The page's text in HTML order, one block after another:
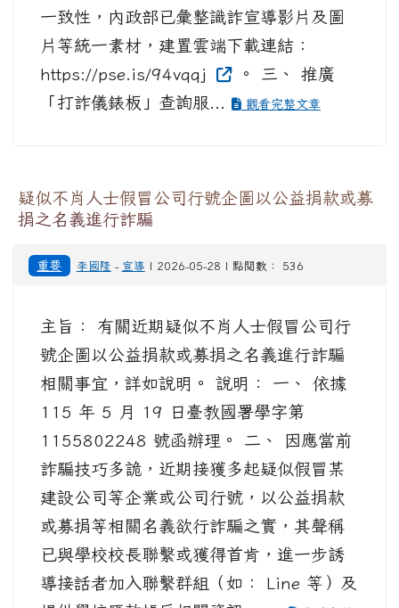
一致性，內政部已彙整識詐宣導影片及圖
片等統一素材，建置雲端下載連結：
https://pse.is/94vqqj
。 三、 推廣
「打詐儀錶板」查詢服...
觀看完整文章
疑似不肖人士假冒公司行號企圖以公益捐款或募
捐之名義進行詐騙
重要 李國隆 - 宣導 | 2026-05-28 | 點閱數： 536
主旨： 有關近期疑似不肖人士假冒公司行
號企圖以公益捐款或募捐之名義進行詐騙
相關事宜，詳如說明。 說明： 一、 依據
115 年 5 月 19 日臺教國署學字第
1155802248 號函辦理。 二、 因應當前
詐騙技巧多詭，近期接獲多起疑似假冒某
建設公司等企業或公司行號，以公益捐款
或募捐等相關名義欲行詐騙之實，其聲稱
已與學校校長聯繫或獲得首肯，進一步誘
導接話者加入聯繫群組（如： Line 等）及